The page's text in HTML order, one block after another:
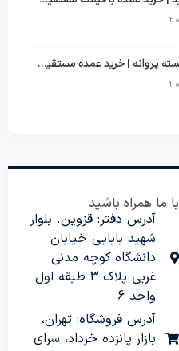
قیمت پتو تک نفره برجسته پروانه | خرید عمده مستقیم با بهترین قیمت بازار
با ما همراه باشید
آدرس دفتر: قزوین. بلوار
شهید بابایی خیابان
دانشگاه کوچه مدنی
غربی پلاک 3 طبقه اول
واحد 6
آدرس فروشگاه: تهران،
بازار پانزده خرداد، سرای